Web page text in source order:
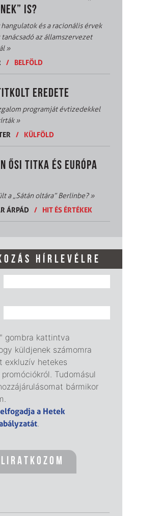
IS?
és a racionális érvek
tanácsadó az államszervezet
»
/ BELFÖLD
EREDETE
programját évtizedekkel
»
/ KÜLFÖLD
ŐSI TITKA ÉS EURÓPA
a „Sátán oltára” Berlinbe?»
ÁRPÁD
/ HIT ÉS ÉRTÉKEK
HÍRLEVÉLRE
gombra kattintva
küldjenek számomra
exkluzív hetekes
Tudomásul
bármikor
a Hetek
.